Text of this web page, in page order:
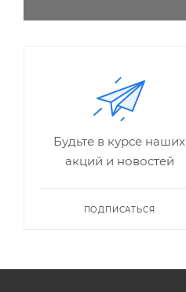
Будьте в курсе наших
акций и новостей
ПОДПИСАТЬСЯ